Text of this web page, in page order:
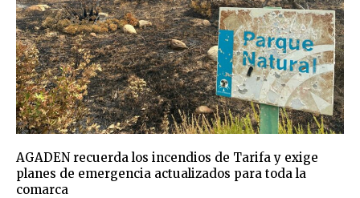
AGADEN recuerda los incendios de Tarifa y exige
planes de emergencia actualizados para toda la
comarca